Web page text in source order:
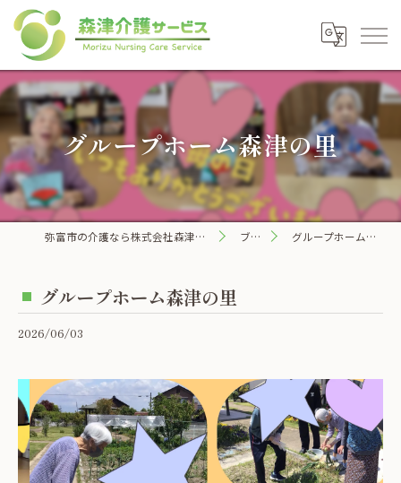
グループホーム森津の里
弥富市の介護なら株式会社森津介護サービス ブログ グループホーム森津の里
グループホーム森津の里
2026/06/03